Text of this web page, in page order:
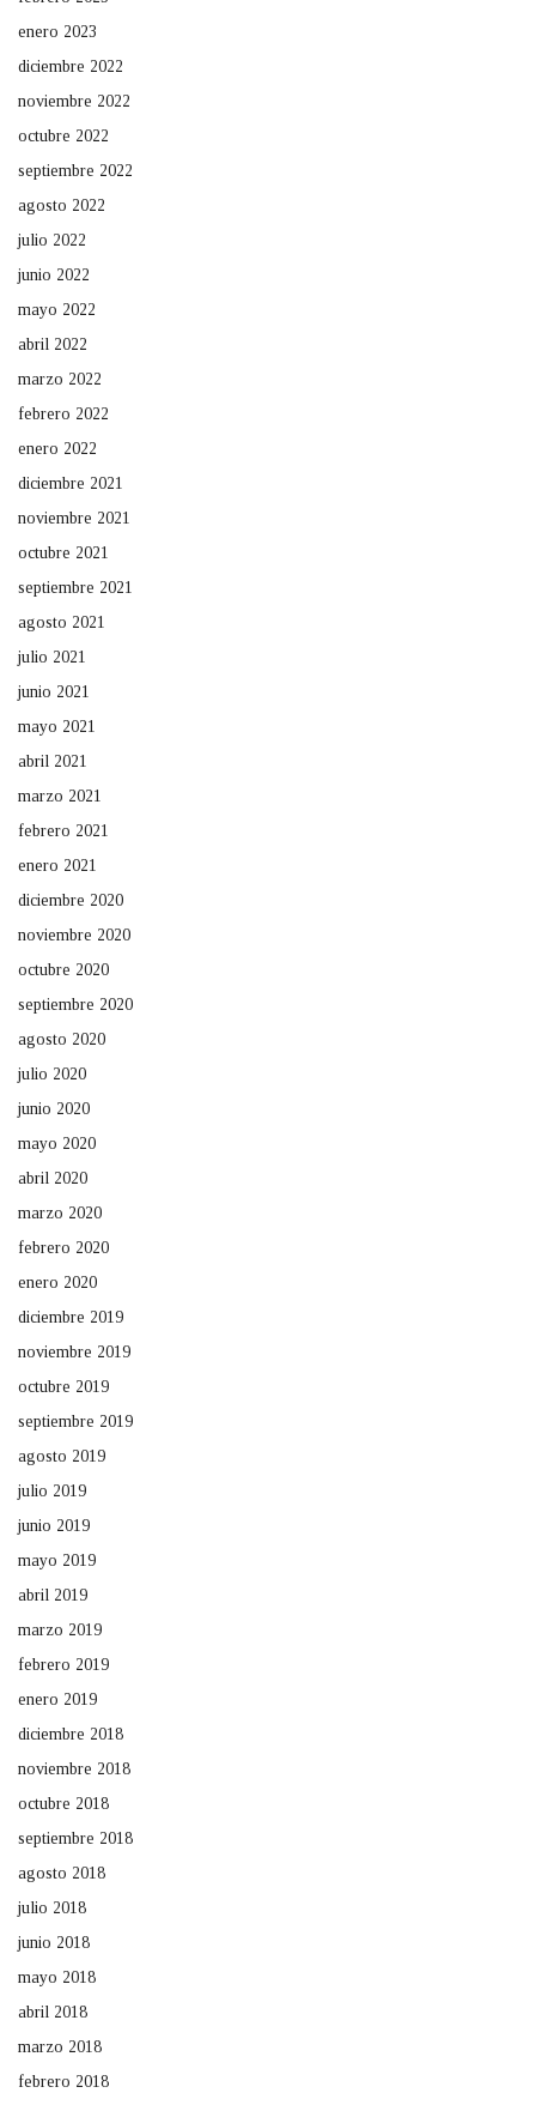
enero 2023
diciembre 2022
noviembre 2022
octubre 2022
septiembre 2022
agosto 2022
julio 2022
junio 2022
mayo 2022
abril 2022
marzo 2022
febrero 2022
enero 2022
diciembre 2021
noviembre 2021
octubre 2021
septiembre 2021
agosto 2021
julio 2021
junio 2021
mayo 2021
abril 2021
marzo 2021
febrero 2021
enero 2021
diciembre 2020
noviembre 2020
octubre 2020
septiembre 2020
agosto 2020
julio 2020
junio 2020
mayo 2020
abril 2020
marzo 2020
febrero 2020
enero 2020
diciembre 2019
noviembre 2019
octubre 2019
septiembre 2019
agosto 2019
julio 2019
junio 2019
mayo 2019
abril 2019
marzo 2019
febrero 2019
enero 2019
diciembre 2018
noviembre 2018
octubre 2018
septiembre 2018
agosto 2018
julio 2018
junio 2018
mayo 2018
abril 2018
marzo 2018
febrero 2018